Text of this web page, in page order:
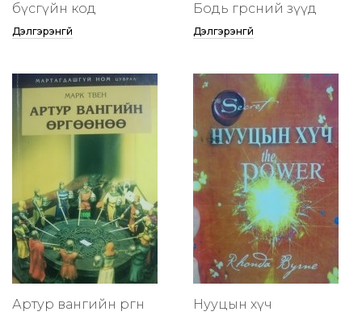
бүсгүйн код
Дэлгэрэнгүй
Бодь гөрөөсний зүүд
Дэлгэрэнгүй
Артур вангийн өргөөнөө Нууцын хүч